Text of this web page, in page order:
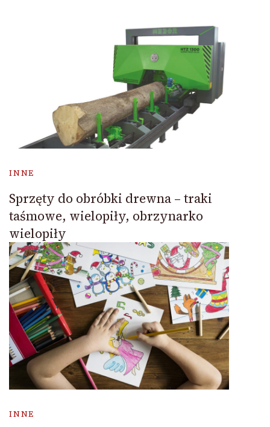
INNE
Sprzęty do obróbki drewna – traki
taśmowe, wielopiły, obrzynarko
wielopiły
INNE